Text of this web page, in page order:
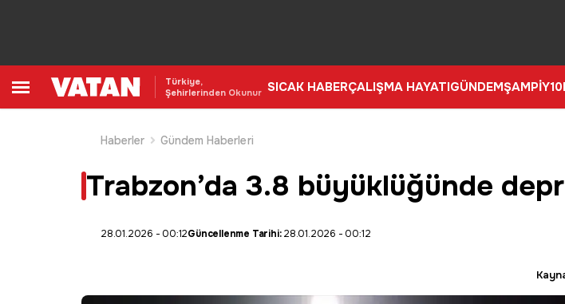
Türkiye,
Şehirlerinden Okunur SICAK HABERÇALIŞMA HAYATIGÜNDEMŞAMPİY10
Haberler
Gündem Haberleri
Trabzon’da 3.8 büyüklüğünde
28.01.2026 - 00:12Güncellenme Tarihi:28.01.2026 - 00:12